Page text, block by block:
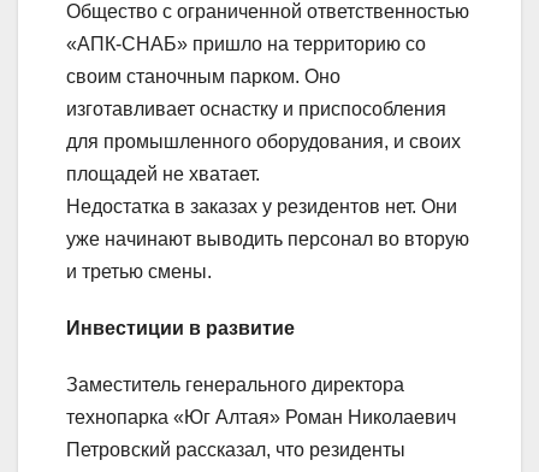
Общество с ограниченной ответственностью
«АПК-СНАБ» пришло на территорию со
своим станочным парком. Оно
изготавливает оснастку и приспособления
для промышленного оборудования, и своих
площадей не хватает.
Недостатка в заказах у резидентов нет. Они
уже начинают выводить персонал во вторую
и третью смены.
Инвестиции в развитие
Заместитель генерального директора
технопарка «Юг Алтая» Роман Николаевич
Петровский рассказал, что резиденты